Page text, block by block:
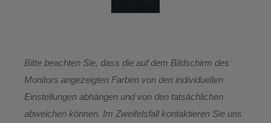
Bitte beachten Sie, dass die auf dem Bildschirm des
Monitors angezeigten Farben von den individuellen
Einstellungen abhängen und von den tatsächlichen
abweichen können. Im Zweifelsfall kontaktieren Sie uns